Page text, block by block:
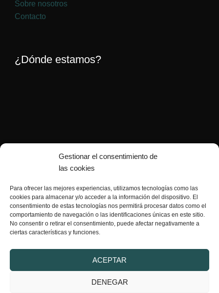
Gestionar el consentimiento de
las cookies
Para ofrecer las mejores experiencias, utilizamos tecnologías como las
cookies para almacenar y/o acceder a la información del dispositivo. El
consentimiento de estas tecnologías nos permitirá procesar datos como el
comportamiento de navegación o las identificaciones únicas en este sitio.
No consentir o retirar el consentimiento, puede afectar negativamente a
ciertas características y funciones.
ACEPTAR
DENEGAR
Sobre nosotros
Contacto
¿Dónde estamos?
Copyright © 2026 Armería Serrano |
WebToSell